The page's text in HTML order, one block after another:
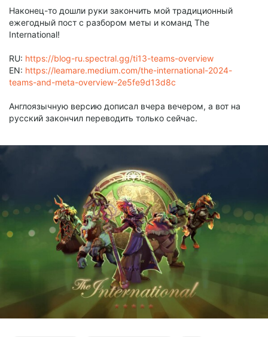
Наконец-то дошли руки закончить мой традиционный
ежегодный пост с разбором меты и команд The
International!
RU: https://blog-ru.spectral.gg/ti13-teams-overview
EN: https://leamare.medium.com/the-international-2024-
teams-and-meta-overview-2e5fe9d13d8c
Англоязычную версию дописал вчера вечером, а вот на
русский закончил переводить только сейчас.